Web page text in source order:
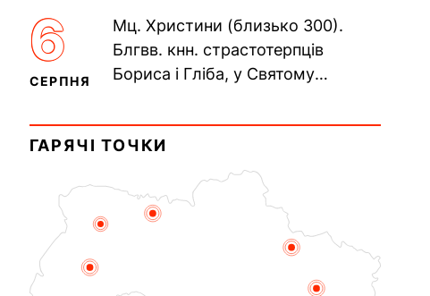
Пам’ять V Вселенського...
6
СЕРПНЯ
Мц. Христини (близько 300).
Блгвв. кнн. страстотерпців
Бориса і Гліба, у Святому
Прп. Полікарпа, архімандрита...
ГАРЯЧІ ТОЧКИ